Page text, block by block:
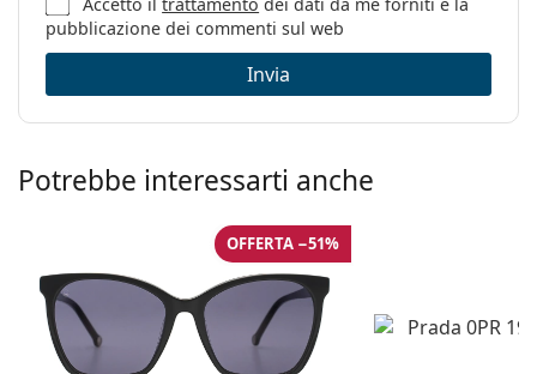
pubblicazione dei commenti sul web
Invia
Potrebbe interessarti anche
OFFERTA −51%